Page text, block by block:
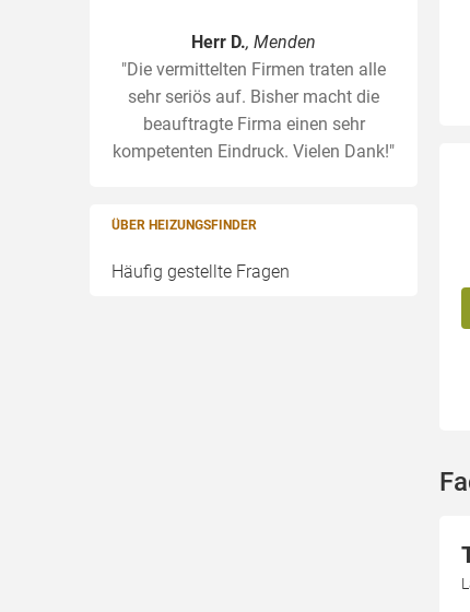
Herr D., Menden
"Die vermittelten Firmen traten alle
sehr seriös auf. Bisher macht die
beauftragte Firma einen sehr
kompetenten Eindruck. Vielen Dank!"
ÜBER HEIZUNGSFINDER
Häufig gestellte Fragen